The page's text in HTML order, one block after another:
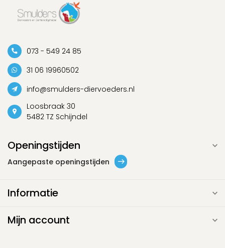
073 - 549 24 85
31 06 19960502
info@smulders-diervoeders.nl
Loosbraak 30
5482 TZ Schijndel
Openingstijden
Aangepaste openingstijden
Informatie
Mijn account